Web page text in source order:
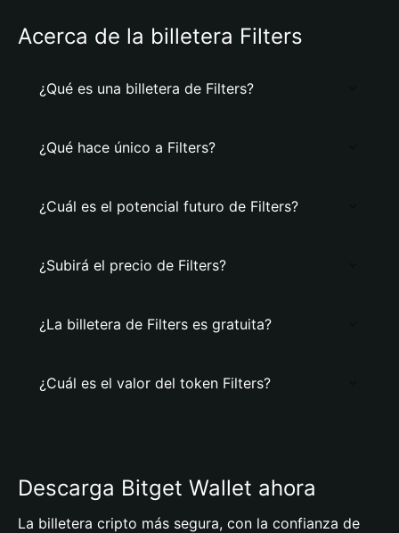
Acerca de la billetera Filters
¿Qué es una billetera de Filters?
¿Qué hace único a Filters?
¿Cuál es el potencial futuro de Filters?
¿Subirá el precio de Filters?
¿La billetera de Filters es gratuita?
¿Cuál es el valor del token Filters?
Descarga Bitget Wallet ahora
La billetera cripto más segura, con la confianza de